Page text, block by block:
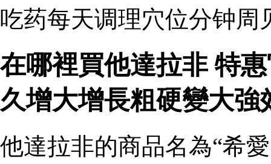
吃药每天调理穴位分钟周
在哪裡買他達拉非 特
久增大增長粗硬變大強
他達拉非的商品名為“希